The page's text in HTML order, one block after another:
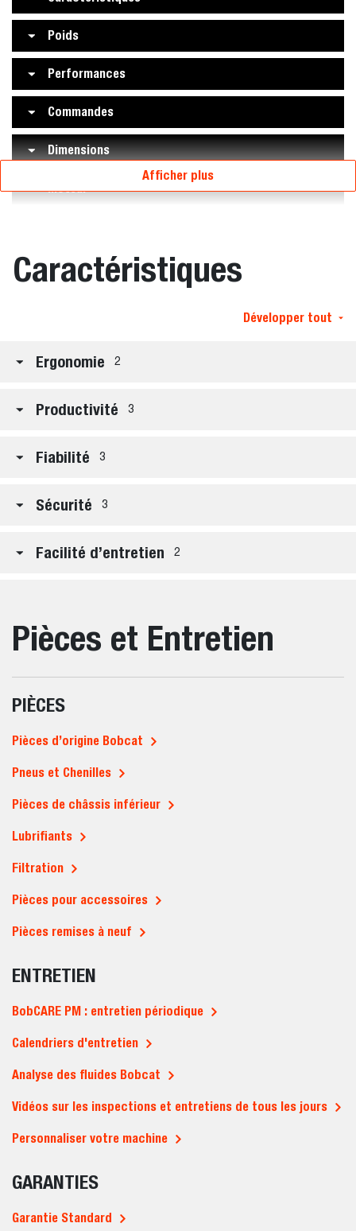
Poids
Performances
Commandes
Dimensions
Moteur
Afficher plus
Caractéristiques
Développer tout
Ergonomie 2
Productivité 3
Fiabilité 3
Sécurité 3
Facilité d’entretien 2
Pièces et Entretien
ENTRETIEN
BobCARE PM : entretien périodique
Calendriers d'entretien
Analyse des fluides Bobcat
Vidéos sur les inspections et entretiens de tous les jours
Personnaliser votre machine
PIÈCES
Pièces d’origine Bobcat
Pneus et Chenilles
Pièces de châssis inférieur
Lubrifiants
Filtration
Pièces pour accessoires
Pièces remises à neuf
GARANTIES
Garantie Standard